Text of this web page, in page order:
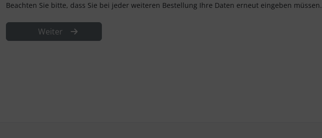
Beachten Sie bitte, dass Sie bei jeder weiteren Bestellung Ihre Daten erneut eingeben müssen.
Weiter